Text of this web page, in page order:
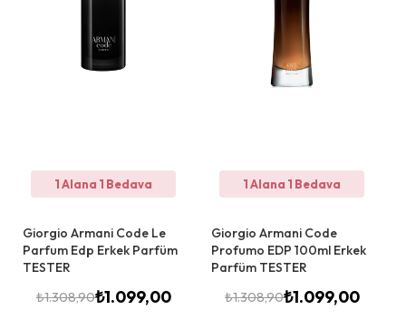
1 Alana 1 Bedava
Giorgio Armani Code Le
Parfum Edp Erkek Parfüm
TESTER
₺1.308,90₺1.099,00
1 Alana 1 Bedava
Giorgio Armani Code
Profumo EDP 100ml Erkek
Parfüm TESTER
₺1.308,90₺1.099,00